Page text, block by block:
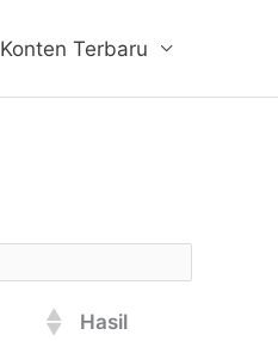
Konten Terbaru
Hasil